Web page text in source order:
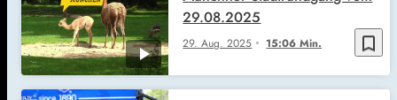
bookmark_border
29. Aug. 2025 15:06 Min.
29.08.2025